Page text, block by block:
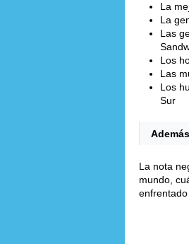
La
La
Las
Los
Las
Los
Sur
La nota
mundo,